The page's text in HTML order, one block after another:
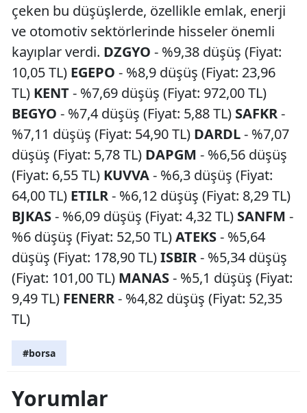
çeken bu düşüşlerde, özellikle emlak, enerji
ve otomotiv sektörlerinde hisseler önemli
kayıplar verdi. DZGYO - %9,38 düşüş (Fiyat:
10,05 TL) EGEPO - %8,9 düşüş (Fiyat: 23,96
TL) KENT- %7,69 düşüş (Fiyat: 972,00 TL)
BEGYO - %7,4 düşüş (Fiyat: 5,88 TL) SAFKR-
%7,11 düşüş (Fiyat: 54,90 TL) DARDL- %7,07
düşüş (Fiyat: 5,78 TL) DAPGM - %6,56 düşüş
(Fiyat: 6,55 TL) KUVVA- %6,3 düşüş (Fiyat:
64,00 TL) ETILR- %6,12 düşüş (Fiyat: 8,29 TL)
BJKAS- %6,09 düşüş (Fiyat: 4,32 TL) SANFM -
%6 düşüş (Fiyat: 52,50 TL)ATEKS- %5,64
düşüş (Fiyat: 178,90 TL)ISBIR- %5,34 düşüş
(Fiyat: 101,00 TL) MANAS- %5,1 düşüş (Fiyat:
9,49 TL) FENERR- %4,82 düşüş (Fiyat: 52,35
TL)
#borsa
Yorumlar